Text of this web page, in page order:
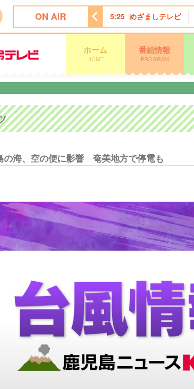
ON AIR
ャパンテレビショッピング 5:25 めざましテレビ
ホーム
HOME
番組情報
PROGRAM
海、空の便に影響 奄美地方で停電も